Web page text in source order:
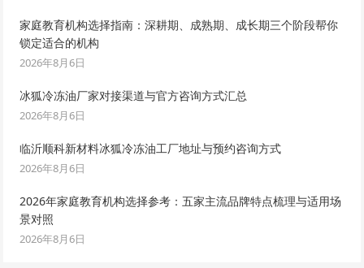
家庭教育机构选择指南：深耕期、成熟期、成长期三个阶段帮你
锁定适合的机构
2026年8月6日
冰狐冷冻油厂家对接渠道与官方咨询方式汇总
2026年8月6日
临沂顺科新材料冰狐冷冻油工厂地址与预约咨询方式
2026年8月6日
2026年家庭教育机构选择参考：五家主流品牌特点梳理与适用场
景对照
2026年8月6日